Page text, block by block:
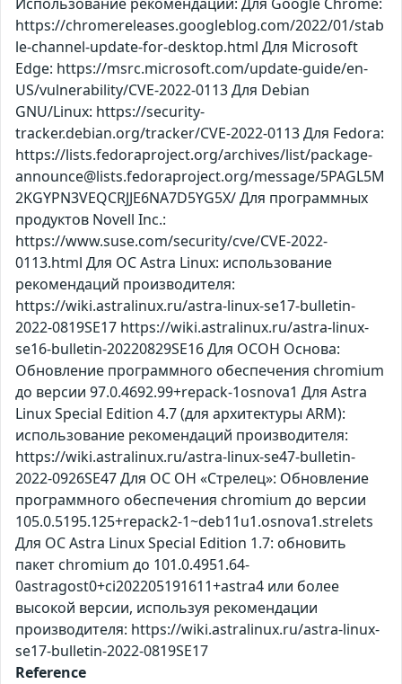
https://chromereleases.googleblog.com/2022/01/stab
le-channel-update-for-desktop.html Для Microsoft
Edge: https://msrc.microsoft.com/update-guide/en-
US/vulnerability/CVE-2022-0113 Для Debian
GNU/Linux: https://security-
tracker.debian.org/tracker/CVE-2022-0113 Для Fedora:
https://lists.fedoraproject.org/archives/list/package-
announce@lists.fedoraproject.org/message/5PAGL5M
2KGYPN3VEQCRJJE6NA7D5YG5X/ Для программных
продуктов Novell Inc.:
https://www.suse.com/security/cve/CVE-2022-
0113.html Для ОС Astra Linux: использование
рекомендаций производителя:
https://wiki.astralinux.ru/astra-linux-se17-bulletin-
2022-0819SE17 https://wiki.astralinux.ru/astra-linux-
se16-bulletin-20220829SE16 Для ОСОН Основа:
Обновление программного обеспечения chromium
до версии 97.0.4692.99+repack-1osnova1 Для Astra
Linux Special Edition 4.7 (для архитектуры ARM):
использование рекомендаций производителя:
https://wiki.astralinux.ru/astra-linux-se47-bulletin-
2022-0926SE47 Для ОС ОН «Стрелец»: Обновление
программного обеспечения chromium до версии
105.0.5195.125+repack2-1~deb11u1.osnova1.strelets
Для ОС Astra Linux Special Edition 1.7: обновить
пакет chromium до 101.0.4951.64-
0astragost0+ci202205191611+astra4 или более
высокой версии, используя рекомендации
производителя: https://wiki.astralinux.ru/astra-linux-
se17-bulletin-2022-0819SE17
Reference